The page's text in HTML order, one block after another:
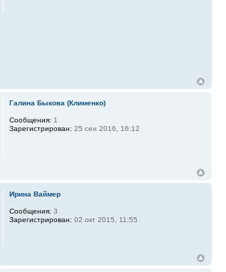
Галина Быкова (Клименко)
Сообщения: 1
Зарегистрирован: 25 сен 2016, 16:12
Ирина Ваймер
Сообщения: 3
Зарегистрирован: 02 окт 2015, 11:55